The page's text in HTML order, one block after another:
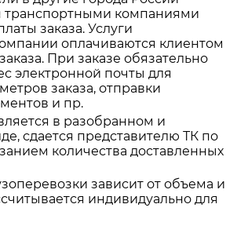
транспортными компаниями
заказа. Услуги
оплачиваются клиентом
При заказе обязательно
электронной почты для
заказа, отправки
и пр.
в разобранном и
сдается представителю ТК по
количества доставленных
зависит от объема и
индивидуально для